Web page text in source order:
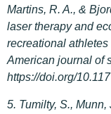
Martins, R. A., &
laser therapy and
recreational
American journal of
https://doi.org/
5. Tumilty, S.,